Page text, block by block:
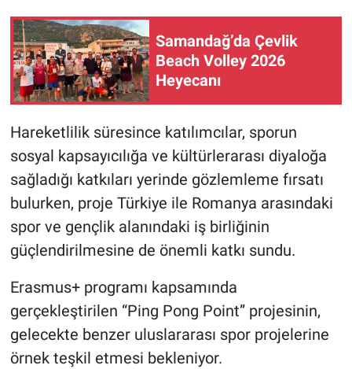
Samandağ’da Çevlik
Beach Volley 2026
Heyecanı
Hareketlilik süresince katılımcılar, sporun
sosyal kapsayıcılığa ve kültürlerarası diyaloğa
sağladığı katkıları yerinde gözlemleme fırsatı
bulurken, proje Türkiye ile Romanya arasındaki
spor ve gençlik alanındaki iş birliğinin
güçlendirilmesine de önemli katkı sundu.
Erasmus+ programı kapsamında
gerçekleştirilen “Ping Pong Point” projesinin,
gelecekte benzer uluslararası spor projelerine
örnek teşkil etmesi bekleniyor.